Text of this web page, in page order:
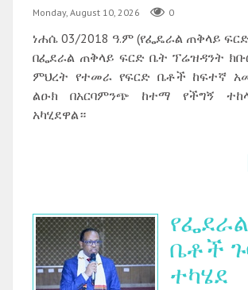
Monday, August 10, 2026 0
ነሐሴ 03/2018 ዓ.ም (የፌዴራል ጠቅላይ
በፌደራል ጠቅላይ ፍርድ ቤት ፕሬዝዳንት
ምህረት የተመራ የፍርድ ቤቶች ከፍተኛ
ልዑክ በአርባምንጭ ከተማ የችግኝ
አካሂደዋል።
ቤቶች
ተካሄደ